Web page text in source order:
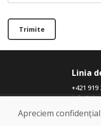
Trimite
Linia
+421 919
Apreciem